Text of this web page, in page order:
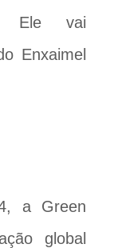
Ele vai
Enxaimel
a Green
global